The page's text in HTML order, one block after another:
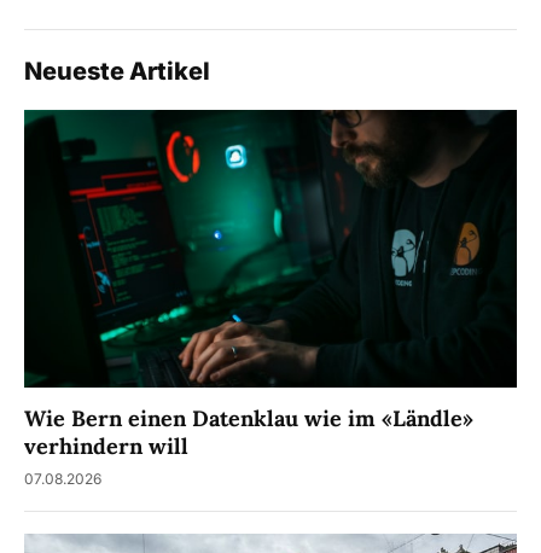
Neueste Artikel
Wie Bern einen Datenklau wie im «Ländle»
verhindern will
07.08.2026